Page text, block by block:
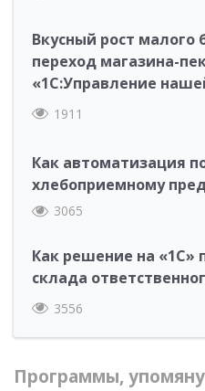
Вкусный рост малого
переход магазина-
«1С:Управление
1911
Как автоматизация
хлебоприемному
3065
Как решение на «1С»
склада
3556
Программы,